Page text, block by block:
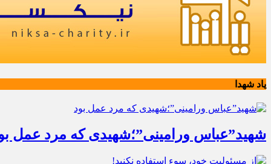
یاد شهدا
شهید”عباس ورامینی”؛شهیدی که مرد عمل